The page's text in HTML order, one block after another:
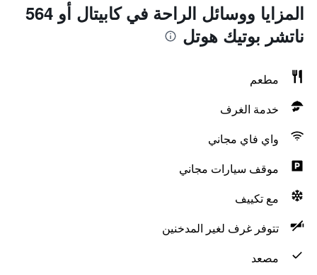
المزايا ووسائل الراحة في كابيتال أو 564
ناتشر بوتيك هوتل
مطعم
خدمة الغرف
واي فاي مجاني
موقف سيارات مجاني
مع تكييف
تتوفر غرف لغير المدخنين
مصعد